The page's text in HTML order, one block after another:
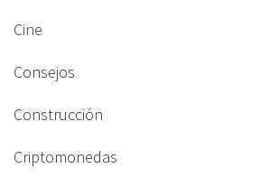
Cine
Consejos
Construcción
Criptomonedas